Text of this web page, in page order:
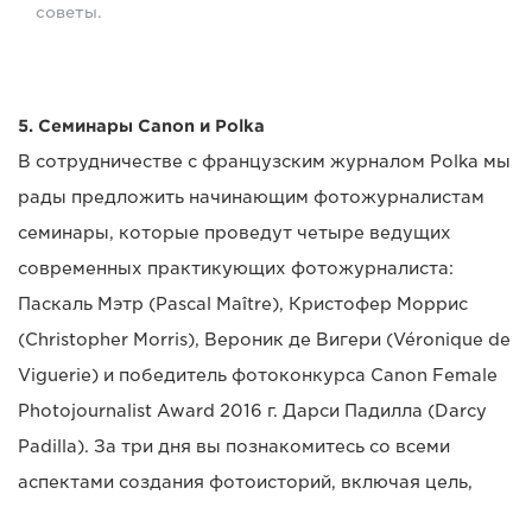
советы.
5. Семинары Canon и Polka
В сотрудничестве с французским журналом Polka мы
рады предложить начинающим фотожурналистам
семинары, которые проведут четыре ведущих
современных практикующих фотожурналиста:
Паскаль Мэтр (Pascal Maître), Кристофер Моррис
(Christopher Morris), Вероник де Вигери (Véronique de
Viguerie) и победитель фотоконкурса Canon Female
Photojournalist Award 2016 г. Дарси Падилла (Darcy
Padilla). За три дня вы познакомитесь со всеми
аспектами создания фотоисторий, включая цель,